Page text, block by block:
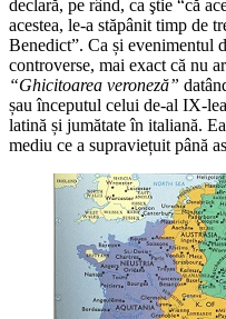
declară, pe rând, ca ştie “că
acestea, le-a stăpânit timp de
Benedict”. Ca și evenimentul
controverse, mai exact că nu
“Ghicitoarea veroneză”
șau începutul celui de-al IX-
latină și jumătate în italiană.
mediu ce a supraviețuit până